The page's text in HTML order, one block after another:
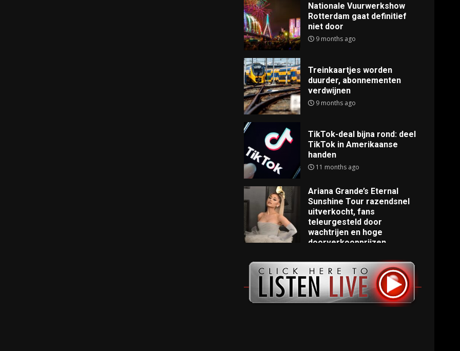
Nationale Vuurwerkshow
Rotterdam gaat definitief
niet door
9 months ago
Treinkaartjes worden
duurder, abonnementen
verdwijnen
9 months ago
TikTok-deal bijna rond: deel
TikTok in Amerikaanse
handen
11 months ago
Ariana Grande’s Eternal
Sunshine Tour razendsnel
uitverkocht, fans
teleurgesteld door
wachtrijen en hoge
doorverkoopprijzen